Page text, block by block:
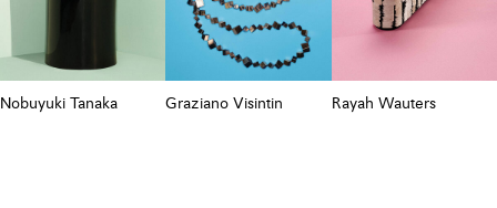
Nobuyuki Tanaka Graziano Visintin Rayah Wauters